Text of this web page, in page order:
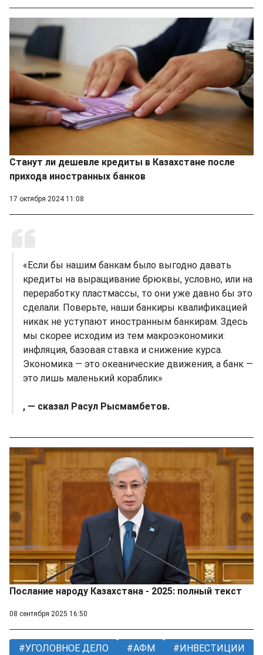
Станут ли дешевле кредиты в Казахстане после
прихода иностранных банков
17 октября 2024 11:08
«Если бы нашим банкам было выгодно давать
кредиты на выращивание брюквы, условно, или на
переработку пластмассы, то они уже давно бы это
сделали. Поверьте, наши банкиры квалификацией
никак не уступают иностранным банкирам. Здесь
мы скорее исходим из тем макроэкономики:
инфляция, базовая ставка и снижение курса.
Экономика — это океанические движения, а банк —
это лишь маленький кораблик»
, — сказал Расул Рысмамбетов.
Послание народу Казахстана - 2025: полный текст
08 сентября 2025 16:50
УГОЛОВНОЕ ДЕЛО АФМ ИНВЕСТИЦИИ